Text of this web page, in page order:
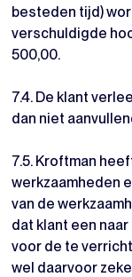
besteden tijd)
verschuldigde
500,00.
7.4. De klant
dan niet
7.5. Kroftman
werkzaamheden
van de
dat klant een
voor de te
wel daarvoor